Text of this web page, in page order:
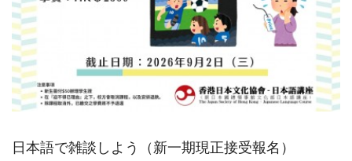
日本語で雑談しよう（新一期現正接受報名）